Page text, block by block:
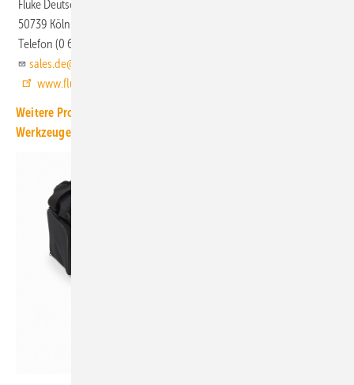
Fluke Deutschland
50739 Köln
Telefon (0 69) 2 22 22 02 23
sales.de@flukenetworks.com
www.flukenetworks.com
Weitere Produkt-Meldungen zum Thema Messgeräte und
Werkzeuge